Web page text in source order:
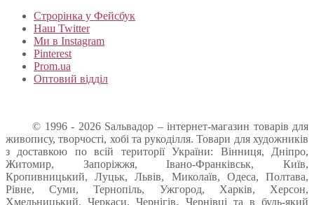
Строрінка у Фейсбук
Наш Twitter
Ми в Instagram
Pinterest
Prom.ua
Оптовий відділ
© 1996 - 2026 Sальвадор – інтернет-магазин товарів для
живопису, творчості, хобі та рукоділля. Товари для художників
з доставкою по всій території України: Вінниця, Дніпро,
Житомир, Запоріжжя, Івано-Франківськ, Київ,
Кропивницький, Луцьк, Львів, Миколаїв, Одеса, Полтава,
Рівне, Суми, Тернопіль, Ужгород, Харків, Херсон,
Хмельницький, Черкаси, Чернігів, Чернівці та в будь-який